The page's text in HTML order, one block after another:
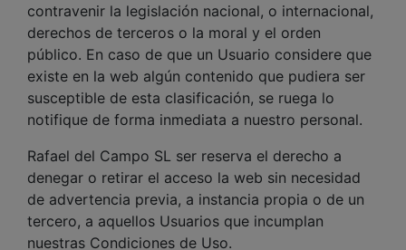
contravenir la legislación nacional, o internacional,
derechos de terceros o la moral y el orden
público. En caso de que un Usuario considere que
existe en la web algún contenido que pudiera ser
susceptible de esta clasificación, se ruega lo
notifique de forma inmediata a nuestro personal.
Rafael del Campo SL ser reserva el derecho a
denegar o retirar el acceso la web sin necesidad
de advertencia previa, a instancia propia o de un
tercero, a aquellos Usuarios que incumplan
nuestras Condiciones de Uso.